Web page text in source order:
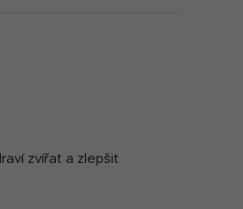
zvířat a zlepšit